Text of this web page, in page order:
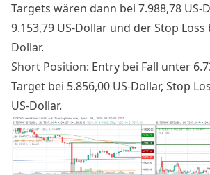
Targets wären dann bei 7.988,78 US-
9.153,79 US-Dollar und der Stop Loss
Dollar.
Short Position: Entry bei Fall unter
Target bei 5.856,00 US-Dollar, Stop
US-Dollar.